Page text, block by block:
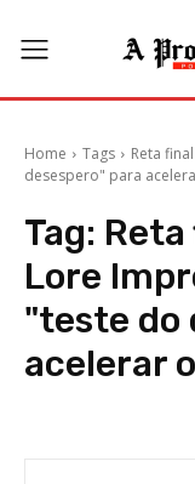
Home Tags
Reta
desespero" para
Tag:
Lore
"teste do
acelerar